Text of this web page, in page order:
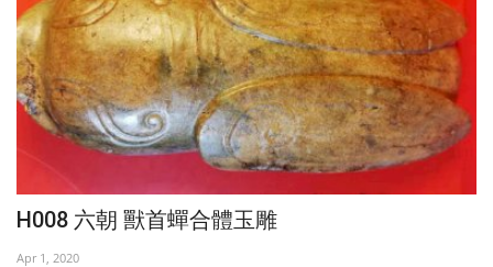
H008 六朝 獸首蟬合體玉雕
Apr 1, 2020